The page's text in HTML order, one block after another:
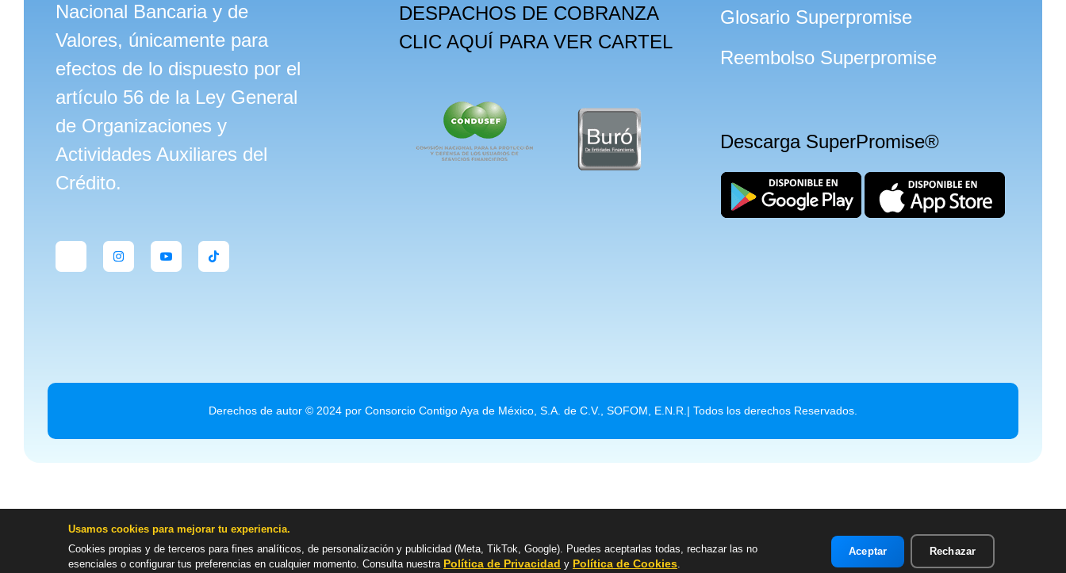
Nacional Bancaria y de
Valores, únicamente para
efectos de lo dispuesto por el
artículo 56 de la Ley General
de Organizaciones y
Actividades Auxiliares del
Crédito.
DESPACHOS DE COBRANZA
CLIC AQUÍ PARA VER CARTEL
Glosario Superpromise
Reembolso Superpromise
Descarga SuperPromise®
Derechos de autor © 2024 por Consorcio Contigo Aya de México, S.A. de C.V., SOFOM, E.N.R.| Todos los derechos Reservados.
Usamos cookies para mejorar tu experiencia.
Cookies propias y de terceros para fines analíticos, de personalización y publicidad (Meta, TikTok, Google). Puedes aceptarlas todas, rechazar las no
esenciales o configurar tus preferencias en cualquier momento. Consulta nuestra Política de Privacidad y Política de Cookies.
Aceptar Rechazar